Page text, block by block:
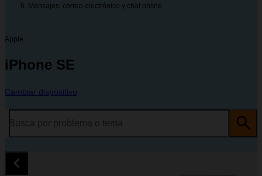
Mensajes, correo electrónico y chat online
Apple
iPhone SE
Cambiar dispositivo